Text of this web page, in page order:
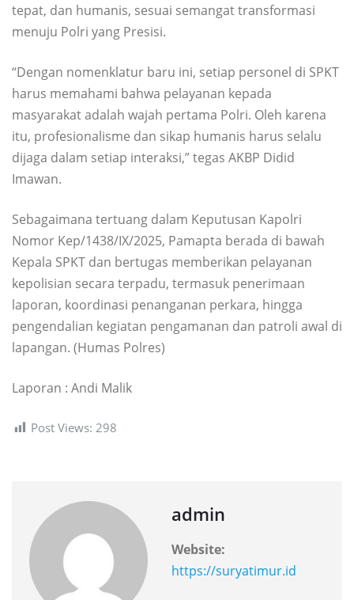
tepat, dan humanis, sesuai semangat transformasi
menuju Polri yang Presisi.
“Dengan nomenklatur baru ini, setiap personel di SPKT
harus memahami bahwa pelayanan kepada
masyarakat adalah wajah pertama Polri. Oleh karena
itu, profesionalisme dan sikap humanis harus selalu
dijaga dalam setiap interaksi,” tegas AKBP Didid
Imawan.
Sebagaimana tertuang dalam Keputusan Kapolri
Nomor Kep/1438/IX/2025, Pamapta berada di bawah
Kepala SPKT dan bertugas memberikan pelayanan
kepolisian secara terpadu, termasuk penerimaan
laporan, koordinasi penanganan perkara, hingga
pengendalian kegiatan pengamanan dan patroli awal di
lapangan. (Humas Polres)
Laporan : Andi Malik
Post Views: 298
admin
Website:
https://suryatimur.id